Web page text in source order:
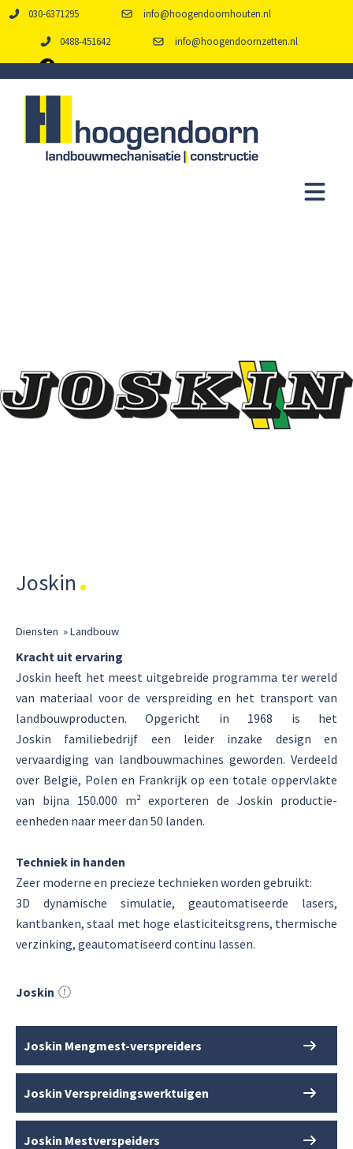
030-6371295 info@hoogendoornhouten.nl
0488-451642 info@hoogendoornzetten.nl
Joskin
Diensten »Landbouw
Kracht uit ervaring
Joskin heeft het meest uitgebreide programma ter wereld
van materiaal voor de verspreiding en het transport van
landbouwproducten. Opgericht in 1968 is het
Joskin familiebedrijf een leider inzake design en
vervaardiging van landbouwmachines geworden. Verdeeld
over België, Polen en Frankrijk op een totale oppervlakte
van bijna 150.000 m² exporteren de Joskin productie-
eenheden naar meer dan 50 landen.
Techniek in handen
Zeer moderne en precieze technieken worden gebruikt:
3D dynamische simulatie, geautomatiseerde lasers,
kantbanken, staal met hoge elasticiteitsgrens, thermische
verzinking, geautomatiseerd continu lassen.
Joskin
Joskin Mengmest-verspreiders
Joskin Verspreidingswerktuigen
Joskin Mestverspeiders